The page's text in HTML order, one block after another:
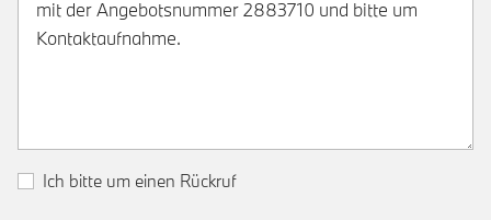
Ich bitte um einen Rückruf